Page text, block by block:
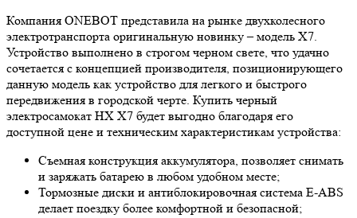
Компания ONEBOT представила на рынке двухколесного
электротранспорта оригинальную новинку – модель Х7.
Устройство выполнено в строгом черном свете, что удачно
сочетается с концепцией производителя, позиционирующего
данную модель как устройство для легкого и быстрого
передвижения в городской черте. Купить черный
электросамокат HX X7 будет выгодно благодаря его
доступной цене и техническим характеристикам устройства:
Съемная конструкция аккумулятора, позволяет снимать
и заряжать батарею в любом удобном месте;
Тормозные диски и антиблокировочная система E-ABS
делает поездку более комфортной и безопасной;